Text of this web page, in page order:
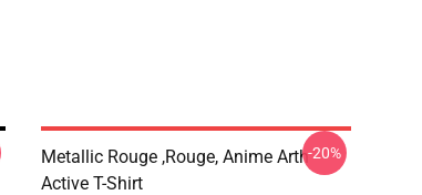
Metallic Rouge ,rouge, Anime Arth
Active T-Shirt
-20%